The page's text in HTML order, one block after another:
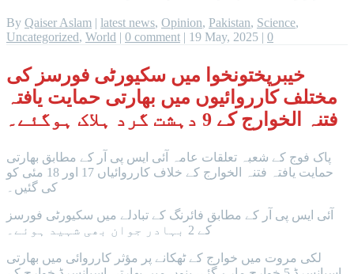
By Qaiser Aslam | latest news, Opinion, Pakistan, Science,
Uncategorized, World | 0 comment | 19 May, 2025 | 0
خیبرپختونخوا میں سکیورٹی فورسز کی
مختلف کارروائیوں میں بھارتی حمایت یافتہ
فتنہ الخوارج کے 9 دہشت گرد ہلاک ہوگئے۔
پاک فوج کے شعبہ تعلقات عامہ آئی ایس پی آر کے مطابق بھارتی
حمایت یافتہ فتنہ الخوارج کے خلاف کارروائیاں 17 اور 18 مئی کو
کی گئیں۔
آئی ایس پی آر کے مطابق فائرنگ کے تبادلے میں سکیورٹی فورسز
کے 2 بہادر جوان بھی شہید ہوئے۔
لکی مروت میں خوارج کے ٹھکانے پر مؤثر کارروائی میں بھارتی